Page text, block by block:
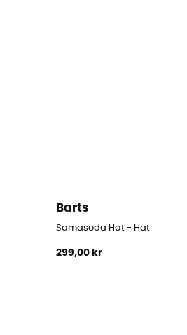
Barts
Samasoda Hat - Hat
299,00 kr